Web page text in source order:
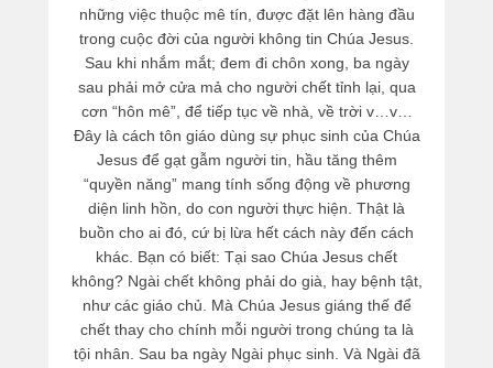
những việc thuộc mê tín, được đặt lên hàng đầu
trong cuộc đời của người không tin Chúa Jesus.
Sau khi nhắm mắt; đem đi chôn xong, ba ngày
sau phải mở cửa mả cho người chết tỉnh lại, qua
cơn “hôn mê”, để tiếp tục về nhà, về trời v…v…
Đây là cách tôn giáo dùng sự phục sinh của Chúa
Jesus để gạt gẫm người tin, hầu tăng thêm
“quyền năng” mang tính sống động về phương
diện linh hồn, do con người thực hiện. Thật là
buồn cho ai đó, cứ bị lừa hết cách này đến cách
khác. Bạn có biết: Tại sao Chúa Jesus chết
không? Ngài chết không phải do già, hay bệnh tật,
như các giáo chủ. Mà Chúa Jesus giáng thế để
chết thay cho chính mỗi người trong chúng ta là
tội nhân. Sau ba ngày Ngài phục sinh. Và Ngài đã